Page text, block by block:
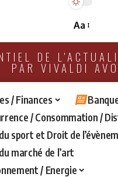
Aa
DE
PAR VIVALDI
/ Finances
/ Consommation /
sport et Droit de
marché de l’art
/ Energie